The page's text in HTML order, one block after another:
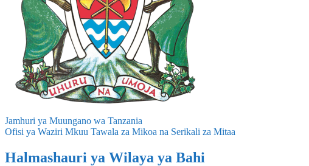
Jamhuri ya Muungano wa Tanzania
Ofisi ya Waziri Mkuu Tawala za Mikoa na Serikali za Mitaa
Halmashauri ya Wilaya ya Bahi